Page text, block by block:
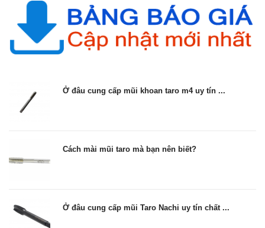
Ở đâu cung cấp mũi khoan taro m4 uy tín ...
Cách mài mũi taro mà bạn nên biết?
Ở đâu cung cấp mũi Taro Nachi uy tín chất ...